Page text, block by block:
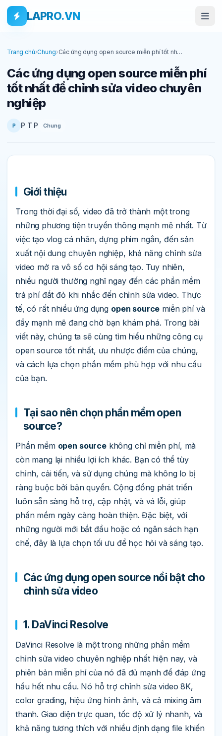
Skip to main content
Bỏ qua tới nội dung
LAPRO.VN
Trang chủ›Chung›Các ứng dụng open source miễn phí tốt nhất
Các ứng dụng open source miễn phí
tốt nhất để chỉnh sửa video chuyên
nghiệp
P P T P Chung
Giới thiệu
Trong thời đại số, video đã trở thành một trong
những phương tiện truyền thông mạnh mẽ nhất. Từ
việc tạo vlog cá nhân, dựng phim ngắn, đến sản
xuất nội dung chuyên nghiệp, khả năng chỉnh sửa
video mở ra vô số cơ hội sáng tạo. Tuy nhiên,
nhiều người thường nghĩ ngay đến các phần mềm
trả phí đắt đỏ khi nhắc đến chỉnh sửa video. Thực
tế, có rất nhiều ứng dụng open source miễn phí và
đầy mạnh mẽ đang chờ bạn khám phá. Trong bài
viết này, chúng ta sẽ cùng tìm hiểu những công cụ
open source tốt nhất, ưu nhược điểm của chúng,
và cách lựa chọn phần mềm phù hợp với nhu cầu
của bạn.
Tại sao nên chọn phần mềm open
source?
Phần mềm open sourcekhông chỉ miễn phí, mà
còn mang lại nhiều lợi ích khác. Bạn có thể tùy
chỉnh, cải tiến, và sử dụng chúng mà không lo bị
ràng buộc bởi bản quyền. Cộng đồng phát triển
luôn sẵn sàng hỗ trợ, cập nhật, và vá lỗi, giúp
phần mềm ngày càng hoàn thiện. Đặc biệt, với
những người mới bắt đầu hoặc có ngân sách hạn
chế, đây là lựa chọn tối ưu để học hỏi và sáng tạo.
Các ứng dụng open source nổi bật cho
chỉnh sửa video
1. DaVinci Resolve
DaVinci Resolve là một trong những phần mềm
chỉnh sửa video chuyên nghiệp nhất hiện nay, và
phiên bản miễn phí của nó đã đủ mạnh để đáp ứng
hầu hết nhu cầu. Nó hỗ trợ chỉnh sửa video 8K,
color grading, hiệu ứng hình ảnh, và cả mixing âm
thanh. Giao diện trực quan, tốc độ xử lý nhanh, và
khả năng tương thích với nhiều định dạng file khiến